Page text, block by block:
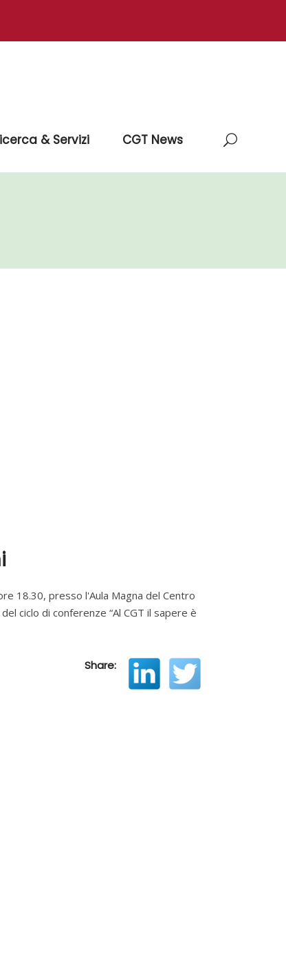
& Servizi CGT News
18.30, presso l'Aula Magna del Centro
ciclo di conferenze “Al CGT il sapere è
Share: